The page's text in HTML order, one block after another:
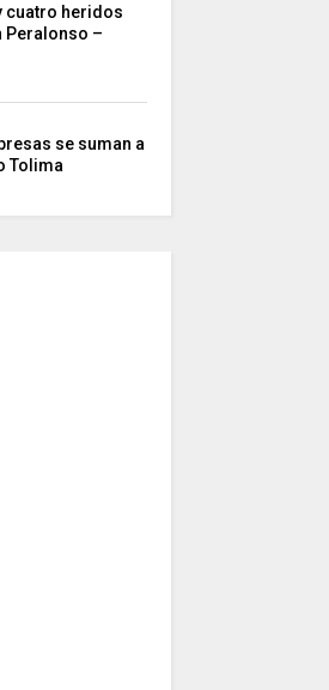
cuatro heridos
Peralonso –
se suman a
Tolima